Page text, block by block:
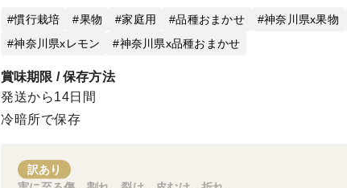
慣行栽培 果物 家庭用 品種おまかせ 神奈川県x果物
神奈川県xレモン
神奈川県x品種おまかせ
賞味期限 / 保存方法
発送から14日間
冷暗所で保存
訳あり